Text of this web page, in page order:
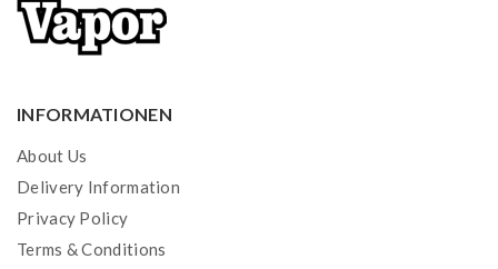
INFORMATIONEN
About Us
Delivery Information
Privacy Policy
Terms & Conditions